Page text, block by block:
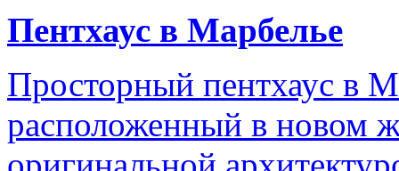
Пентхаус в Марбелье
Просторный пентхаус в
расположенный в новом